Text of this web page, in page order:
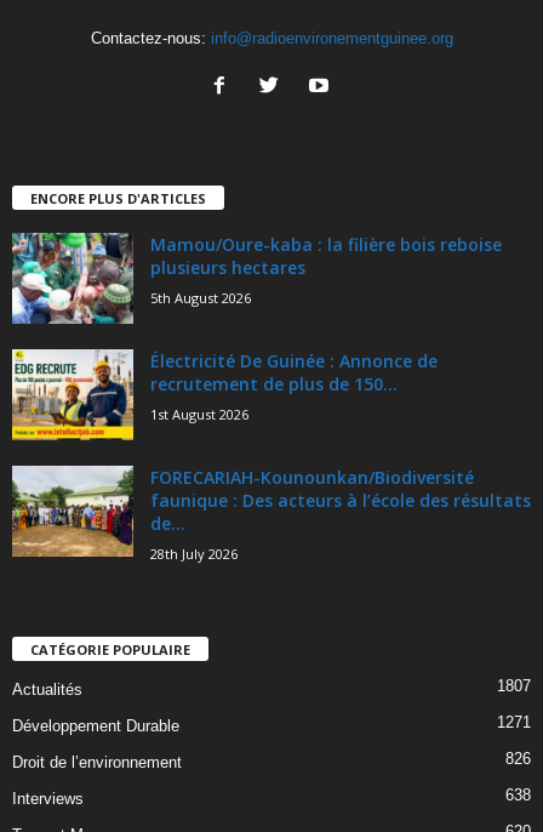
Contactez-nous: info@radioenvironementguinee.org
ENCORE PLUS D'ARTICLES
Mamou/Oure-kaba : la filière bois reboise
plusieurs hectares
5th August 2026
Électricité De Guinée : Annonce de
recrutement de plus de 150...
1st August 2026
FORECARIAH-Kounounkan/Biodiversité
faunique : Des acteurs à l’école des résultats
de...
28th July 2026
CATÉGORIE POPULAIRE
Actualités 1807
Développement Durable 1271
Droit de l’environnement 826
Interviews 638